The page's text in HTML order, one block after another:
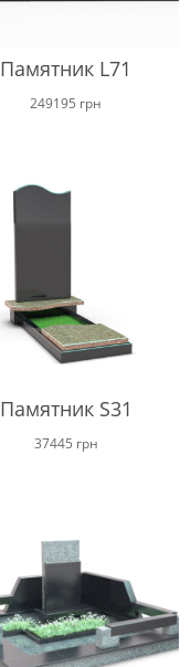
Памятник L71
249195 грн
Памятник S31
37445 грн